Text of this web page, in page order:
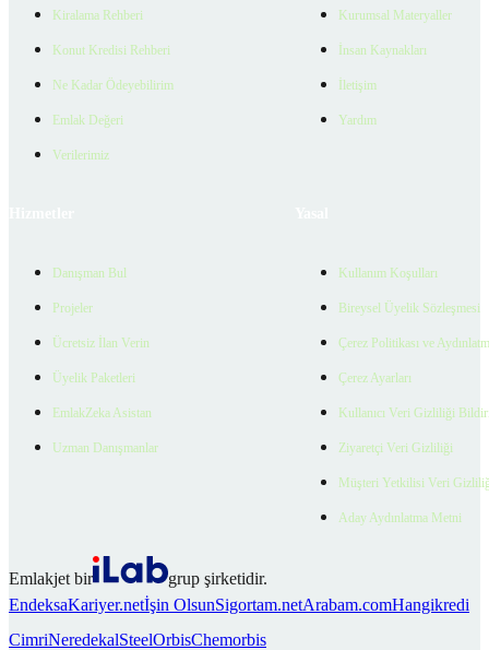
Kiralama Rehberi
Konut Kredisi Rehberi
Ne Kadar Ödeyebilirim
Emlak Değeri
Verilerimiz
Kurumsal Materyaller
İnsan Kaynakları
İletişim
Yardım
Danışman Bul
Projeler
Ücretsiz İlan Verin
Üyelik Paketleri
EmlakZeka Asistan
Uzman Danışmanlar
Kullanım Koşulları
Bireysel Üyelik Sözleşmesi
Çerez Politikası ve
Çerez Ayarları
Kullanıcı Veri Gizliliği
Ziyaretçi Veri Gizliliği
Müşteri Yetkilisi Veri
Aday Aydınlatma Metni
Emlakjet bir
grup şirketidir.
EndeksaKariyer.netİşin OlsunSigortam.netArabam.comHangikredi
CimriNeredekalSteelOrbisChemorbis